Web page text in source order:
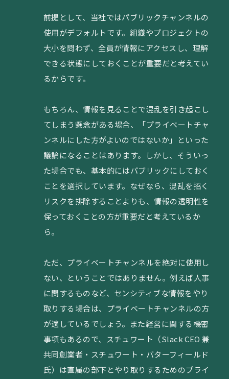
前提として、当社ではパブリックチャンネルの
使用がデフォルトです。組織やプロジェクトの
大小を問わず、全員が情報にアクセスし、理解
できる状態にしておくことが重要だと考えてい
るからです。
もちろん、情報を見ることで混乱を引き起こし
てしまう懸念がある場合、「プライベートチャ
ンネルにした方がよいのではないか」といった
議論になることはあります。しかし、そういっ
た場合でも、基本的にはパブリックにしておく
ことを選択しています。なぜなら、混乱を招く
リスクを排除することよりも、情報の透明性を
保っておくことの方が重要だと考えているか
ら。
ただ、プライベートチャンネルを絶対に使用し
ない、ということではありません。例えば人事
に関するものなど、センシティブな情報をやり
取りする場合は、プライベートチャンネルの方
が適しているでしょう。また経営に関する機密
事項もあるので、スチュワート（Slack CEO 兼
共同創業者・スチュワート・バターフィールド
氏）は直属の部下とやり取りするためのプライ